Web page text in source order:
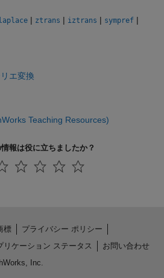
| ztrans | iztrans | sympref |
エ変換
Teaching Resources)
報は役に立ちましたか？
標
プライバシー ポリシー
リケーション ステータス
お問い合わせ
Inc.